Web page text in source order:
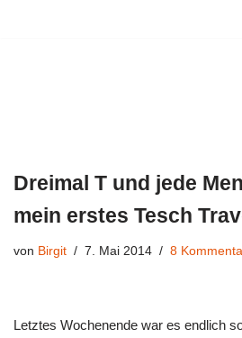
Dreimal T und jede
mein erstes Tesch
von Birgit 7. Mai 2014 8
Letztes Wochenende war es endlich